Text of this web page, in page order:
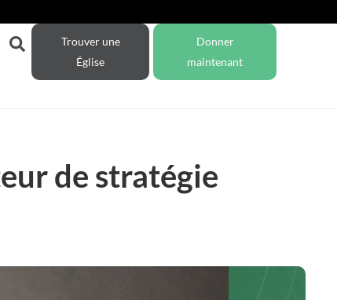
Trouver une
Église
Donner
maintenant
de stratégie